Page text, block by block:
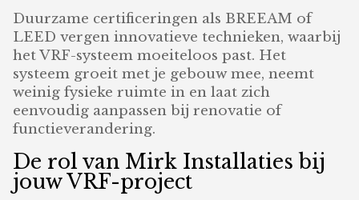
Duurzame certificeringen als BREEAM of
LEED vergen innovatieve technieken, waarbij
het VRF-systeem moeiteloos past. Het
systeem groeit met je gebouw mee, neemt
weinig fysieke ruimte in en laat zich
eenvoudig aanpassen bij renovatie of
functieverandering.
De rol van Mirk Installaties bij
jouw VRF-project